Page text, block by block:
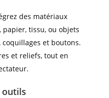
des matériaux
tissu, ou objets
et boutons.
et reliefs, tout en
outils